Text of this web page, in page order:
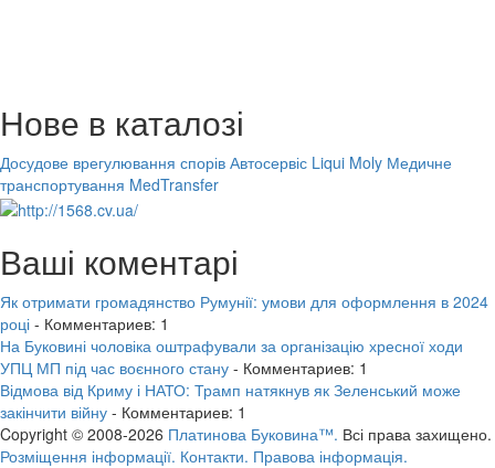
Нове в каталозі
Досудове врегулювання спорів Автосервіс Liqui Moly Медичне
транспортування MedTransfer
Ваші коментарі
Як отримати громадянство Румунії: умови для оформлення в 2024
році - Комментариев: 1
На Буковині чоловіка оштрафували за організацію хресної ходи
УПЦ МП під час воєнного стану - Комментариев: 1
Відмова від Криму і НАТО: Трамп натякнув як Зеленський може
закінчити війну - Комментариев: 1
Copyright © 2008-2026 Платинова Буковина™. Всі права захищено.
Розміщення інформації. Контакти. Правова інформація.